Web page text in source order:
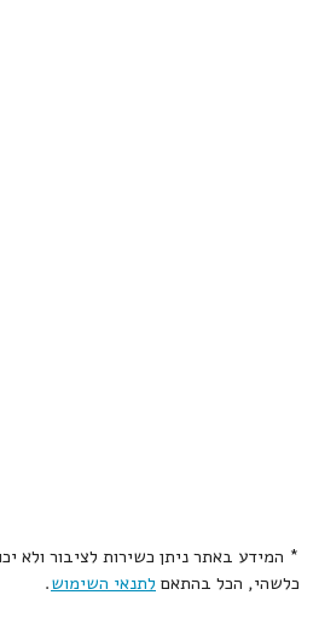
* המידע באתר ניתן כשירות לציבור ולא
כלשהי, הכל בהתאם לתנאי השימוש.